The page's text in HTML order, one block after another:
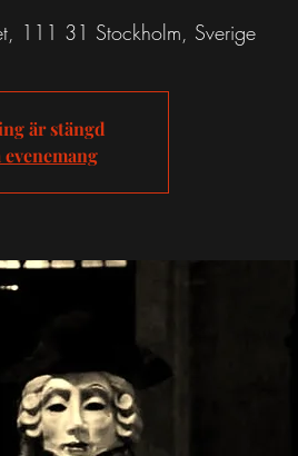
111 31 Stockholm, Sverige
är stängd
evenemang